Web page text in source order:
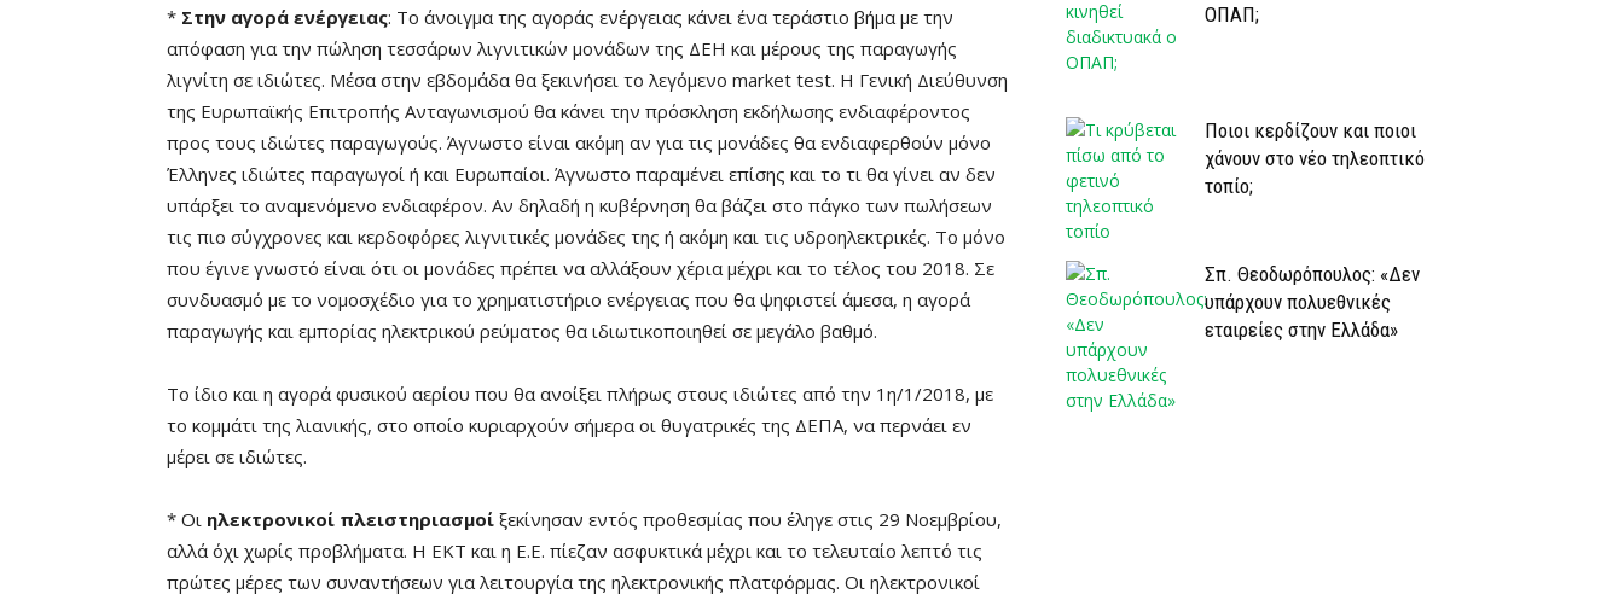
* Στην αγορά ενέργειας: To άνοιγμα της αγοράς ενέργειας κάνει ένα τεράστιο βήμα με την
απόφαση για την πώληση τεσσάρων λιγνιτικών μονάδων της ΔΕΗ και μέρους της παραγωγής
λιγνίτη σε ιδιώτες. Μέσα στην εβδομάδα θα ξεκινήσει το λεγόμενο market test. Η Γενική Διεύθυνση
της Ευρωπαϊκής Επιτροπής Ανταγωνισμού θα κάνει την πρόσκληση εκδήλωσης ενδιαφέροντος
προς τους ιδιώτες παραγωγούς. Άγνωστο είναι ακόμη αν για τις μονάδες θα ενδιαφερθούν μόνο
Έλληνες ιδιώτες παραγωγοί ή και Ευρωπαίοι. Άγνωστο παραμένει επίσης και το τι θα γίνει αν δεν
υπάρξει το αναμενόμενο ενδιαφέρον. Αν δηλαδή η κυβέρνηση θα βάζει στο πάγκο των πωλήσεων
τις πιο σύγχρονες και κερδοφόρες λιγνιτικές μονάδες της ή ακόμη και τις υδροηλεκτρικές. Το μόνο
που έγινε γνωστό είναι ότι οι μονάδες πρέπει να αλλάξουν χέρια μέχρι και το τέλος του 2018. Σε
συνδυασμό με το νομοσχέδιο για το χρηματιστήριο ενέργειας που θα ψηφιστεί άμεσα, η αγορά
παραγωγής και εμπορίας ηλεκτρικού ρεύματος θα ιδιωτικοποιηθεί σε μεγάλο βαθμό.
Το ίδιο και η αγορά φυσικού αερίου που θα ανοίξει πλήρως στους ιδιώτες από την 1η/1/2018, με
το κομμάτι της λιανικής, στο οποίο κυριαρχούν σήμερα οι θυγατρικές της ΔΕΠΑ, να περνάει εν
μέρει σε ιδιώτες.
* Οι ηλεκτρονικοί πλειστηριασμοί ξεκίνησαν εντός προθεσμίας που έληγε στις 29 Νοεμβρίου,
αλλά όχι χωρίς προβλήματα. Η ΕΚΤ και η Ε.Ε. πίεζαν ασφυκτικά μέχρι και το τελευταίο λεπτό τις
πρώτες μέρες των συναντήσεων για λειτουργία της ηλεκτρονικής πλατφόρμας. Οι ηλεκτρονικοί
ΟΠΑΠ;
Ποιοι κερδίζουν και ποιοι
χάνουν στο νέο τηλεοπτικό
τοπίο;
Σπ. Θεοδωρόπουλος: «Δεν
υπάρχουν πολυεθνικές
εταιρείες στην Ελλάδα»